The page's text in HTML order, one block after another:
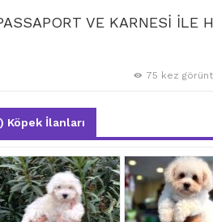
VE KARNESİ İLE
75 kez
İlanları